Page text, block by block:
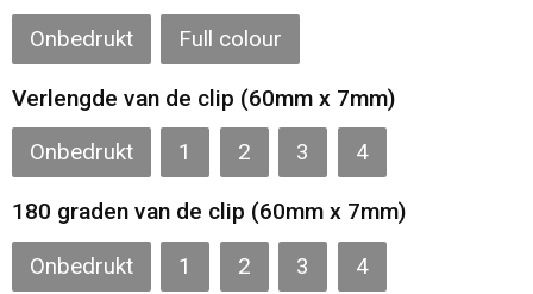
Waterflesjes
Themapakketten
Oog- en gelaatsbescherming
Caps, Hoeden en Mutsen
Gilets
Veiligheidsvesten en Veiligheidshesjes
Kledingaccessoires
Onbedrukt Full colour
Verlengde van de clip (60mm x 7mm)
Onbedrukt 1 2 3 4
180 graden van de clip (60mm x 7mm)
Onbedrukt 1 2 3 4